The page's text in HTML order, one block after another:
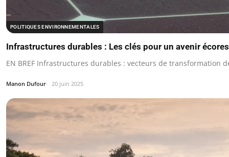
POLITIQUES ENVIRONNEMENTALES
Infrastructures durables : Les clés pour un avenir
EN BREF Infrastructures durables : vecteurs de transformation
Manon Dufour 20 juin 2025